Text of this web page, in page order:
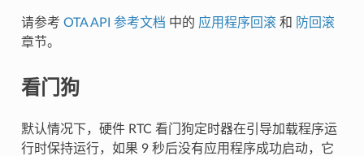
请参考 OTA API 参考文档 中的 应用程序回滚 和
防回滚
章节。
看门狗
默认情况下，硬件 RTC 看门狗定时器在引导加载程序运
行时保持运行，如果 9 秒后没有应用程序成功启动，它